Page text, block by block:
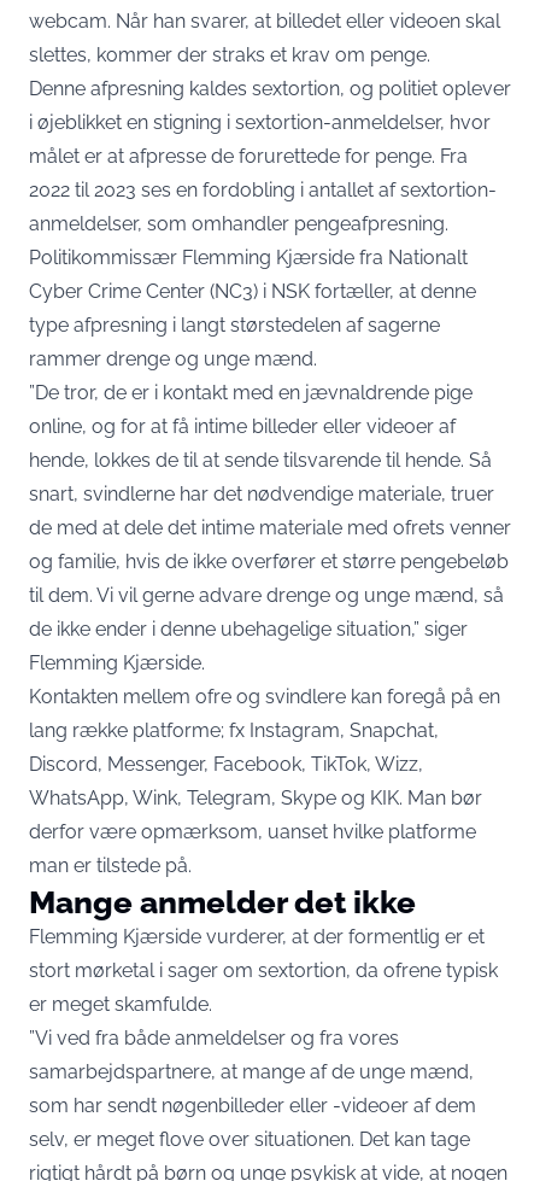
webcam. Når han svarer, at billedet eller videoen skal
slettes, kommer der straks et krav om penge.
Denne afpresning kaldes sextortion, og politiet oplever
i øjeblikket en stigning i sextortion-anmeldelser, hvor
målet er at afpresse de forurettede for penge. Fra
2022 til 2023 ses en fordobling i antallet af sextortion-
anmeldelser, som omhandler pengeafpresning.
Politikommissær Flemming Kjærside fra Nationalt
Cyber Crime Center (NC3) i NSK fortæller, at denne
type afpresning i langt størstedelen af sagerne
rammer drenge og unge mænd.
”De tror, de er i kontakt med en jævnaldrende pige
online, og for at få intime billeder eller videoer af
hende, lokkes de til at sende tilsvarende til hende. Så
snart, svindlerne har det nødvendige materiale, truer
de med at dele det intime materiale med ofrets venner
og familie, hvis de ikke overfører et større pengebeløb
til dem. Vi vil gerne advare drenge og unge mænd, så
de ikke ender i denne ubehagelige situation,” siger
Flemming Kjærside.
Kontakten mellem ofre og svindlere kan foregå på en
lang række platforme; fx Instagram, Snapchat,
Discord, Messenger, Facebook, TikTok, Wizz,
WhatsApp, Wink, Telegram, Skype og KIK. Man bør
derfor være opmærksom, uanset hvilke platforme
man er tilstede på.
Mange anmelder det ikke
Flemming Kjærside vurderer, at der formentlig er et
stort mørketal i sager om sextortion, da ofrene typisk
er meget skamfulde.
”Vi ved fra både anmeldelser og fra vores
samarbejdspartnere, at mange af de unge mænd,
som har sendt nøgenbilleder eller -videoer af dem
selv, er meget flove over situationen. Det kan tage
rigtigt hårdt på børn og unge psykisk at vide, at nogen